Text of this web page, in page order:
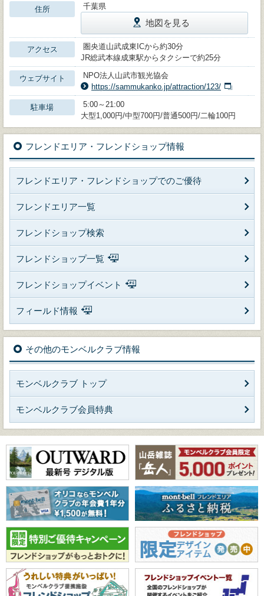
住所 千葉県
地図を見る
アクセス
圏央道山武成東ICから約30分
JR総武本線成東駅からタクシーで約25分
ウェブサイト
NPO法人山武市観光協会
https://sammukanko.jp/attraction/123/
駐車場
5:00～21:00
大型1,000円/中型700円/普通500円/二輪100円
フレンドエリア・フレンドショップ情報
フレンドエリア・フレンドショップでのご優待
フレンドエリア一覧
フレンドショップ検索
フレンドショップ一覧
フレンドショップイベント
フィールド情報
その他のモンベルクラブ情報
モンベルクラブ トップ
モンベルクラブ会員特典